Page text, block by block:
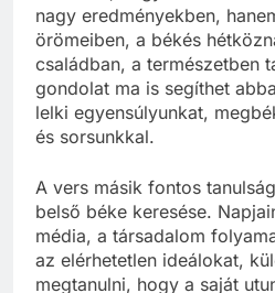
nagy eredményekben,
örömeiben, a békés
családban, a természetben
gondolat ma is segíthet
lelki egyensúlyunkat,
és sorsunkkal.
A vers másik fontos
belső béke keresése.
média, a társadalom
az elérhetetlen ideálokat,
megtanulni, hogy a saját